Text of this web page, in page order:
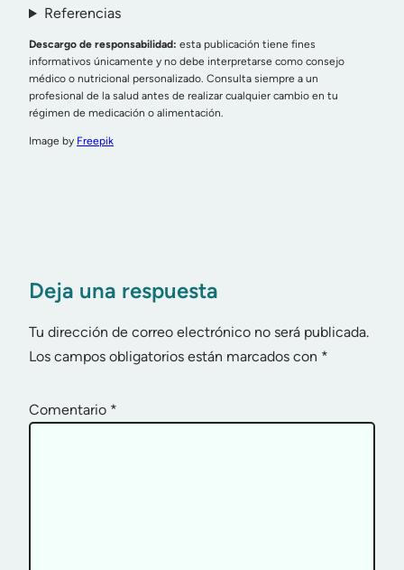
Referencias
Descargo de responsabilidad: esta publicación tiene fines
informativos únicamente y no debe interpretarse como consejo
médico o nutricional personalizado. Consulta siempre a un
profesional de la salud antes de realizar cualquier cambio en tu
régimen de medicación o alimentación.
Image by Freepik
Deja una respuesta
Tu dirección de correo electrónico no será publicada.
Los campos obligatorios están marcados con *
Comentario *